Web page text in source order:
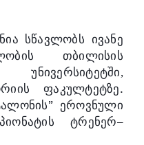
სწავლობს ივანე
თბილისის
უნივერსიტეტში,
ფაკულტეტზე.
” ეროვნული
ტრენერ–